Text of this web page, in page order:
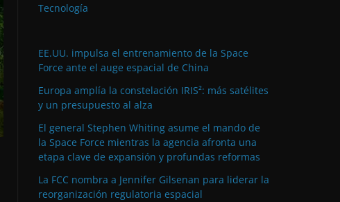
Tecnología
EE.UU. impulsa el entrenamiento de la Space
Force ante el auge espacial de China
Europa amplía la constelación IRIS²: más satélites
y un presupuesto al alza
El general Stephen Whiting asume el mando de
la Space Force mientras la agencia afronta una
etapa clave de expansión y profundas reformas
La FCC nombra a Jennifer Gilsenan para liderar la
reorganización regulatoria espacial